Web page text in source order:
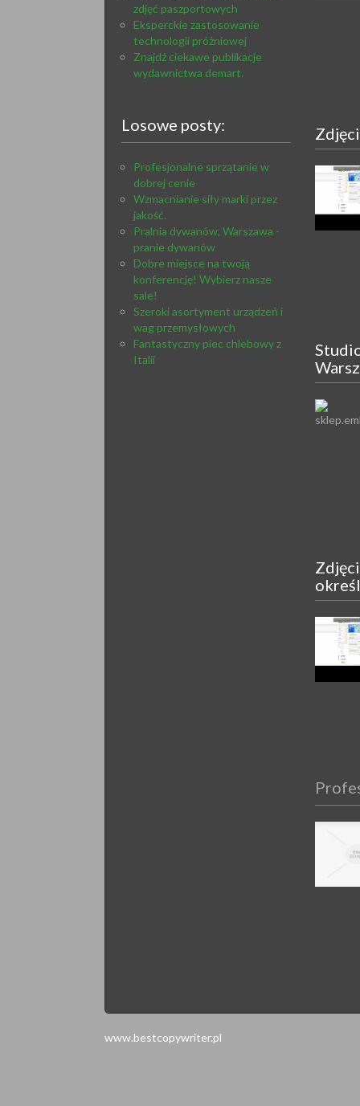
zdjęć paszportowych
Eksperckie zastosowanie
technologii próżniowej
Znajdź ciekawe publikacje
wydawnictwa demart.
Losowe posty:
Profesjonalne sprzątanie w
dobrej cenie
Wzmacnianie siły marki przez
jakość.
Pralnia dywanów, Warszawa -
pranie dywanów
Dobre miejsce na twoją
konferencję! Wybierz nasze
sale!
Szeroki asortyment urządzeń i
wag przemysłowych
Fantastyczny piec chlebowy z
Italii
www.bestcopywriter.pl